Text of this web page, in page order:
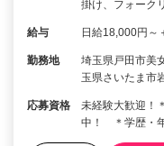
掛け、フォーク
給与 日給18,000円～
勤務地
埼玉県戸田市美
玉県さいたま市
応募資格
未経験大歓迎！
中！ ＊学歴・